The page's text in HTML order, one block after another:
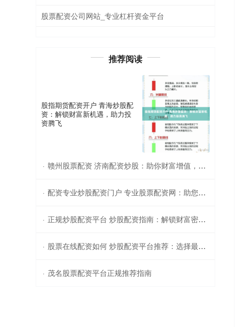
股票配资公司网站_专业杠杆资金平台
推荐阅读
股指期货配资开户 青海炒股配
资：解锁财富新机遇，助力投
资腾飞
· 赣州股票配资 济南配资炒股：助你财富增值，轻松掘金
· 配资专业炒股配资门户 专业股票配资网：助您轻松撬动资本杠杆
· 正规炒股配资平台 炒股配资指南：解锁财富密码，成就投资梦想
· 股票在线配资如何 炒股配资平台推荐：选择最适合您的平台
· 茂名股票配资平台正规推荐指南